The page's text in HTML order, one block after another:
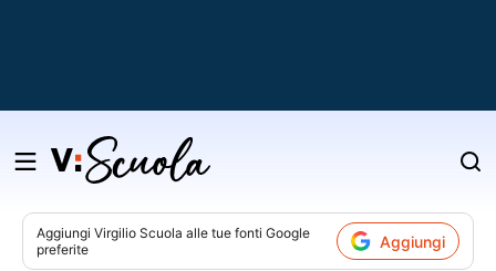
Salta
contenuto
Aggiungi Virgilio Scuola alle tue fonti Google
preferite
Aggiungi